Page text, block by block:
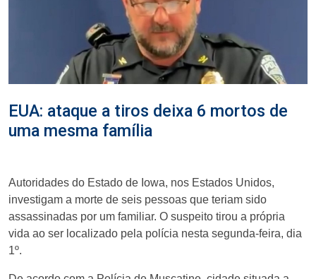
EUA: ataque a tiros deixa 6 mortos de
uma mesma família
Autoridades do Estado de Iowa, nos Estados Unidos,
investigam a morte de seis pessoas que teriam sido
assassinadas por um familiar. O suspeito tirou a própria
vida ao ser localizado pela polícia nesta segunda-feira, dia
1º.